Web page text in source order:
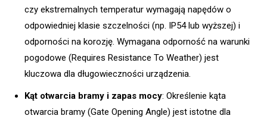
czy ekstremalnych temperatur wymagają napędów o
odpowiedniej klasie szczelności (np. IP54 lub wyższej) i
odporności na korozję. Wymagana odporność na warunki
pogodowe (Requires Resistance To Weather) jest
kluczowa dla długowieczności urządzenia.
Kąt otwarcia bramy i zapas mocy: Określenie kąta
otwarcia bramy (Gate Opening Angle) jest istotne dla